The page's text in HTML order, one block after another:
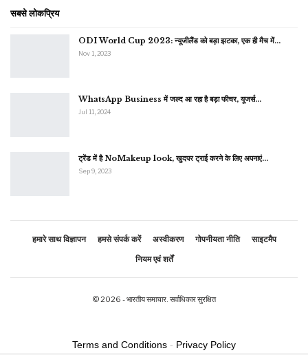
सबसे लोकप्रिय
ODI World Cup 2023: न्यूजीलैंड को बड़ा झटका, एक ही मैच में…
Nov 1, 2023
WhatsApp Business में जल्द आ रहा है बड़ा फीचर, यूजर्स…
Jul 11, 2024
ट्रेंड में है NoMakeup look, खुदपर ट्राई करने के लिए अपनाएं…
Sep 9, 2023
हमारे साथ विज्ञापन हमसे संपर्क करें अस्वीकरण गोपनीयता नीति
साइटमैप
नियम एवं शर्तें
© 2026 - भारतीय समाचार. सर्वाधिकार सुरक्षित
Terms and Conditions - Privacy Policy